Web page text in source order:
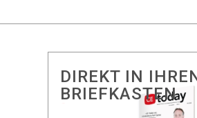
DIREKT IN
BRIEFKASTEN